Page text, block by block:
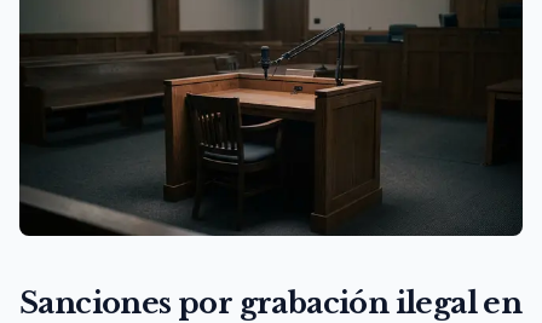
Sanciones por grabación ilegal en